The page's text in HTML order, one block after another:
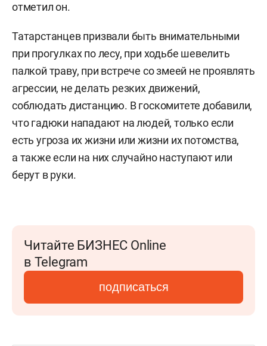
отметил он.
Татарстанцев призвали быть внимательными
при прогулках по лесу, при ходьбе шевелить
палкой траву, при встрече со змеей не проявлять
агрессии, не делать резких движений,
соблюдать дистанцию. В госкомитете добавили,
что гадюки нападают на людей, только если
есть угроза их жизни или жизни их потомства,
а также если на них случайно наступают или
берут в руки.
Читайте БИЗНЕС Online
в Telegram
подписаться